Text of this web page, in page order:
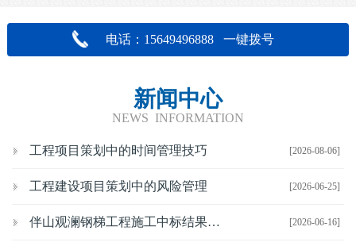
电话：15649496888 一键拨号
新闻中心
NEWS INFORMATION
[2026-08-06]
工程项目策划中的时间管理技巧
[2026-06-25]
工程建设项目策划中的风险管理
[2026-06-16]
伴山观澜钢梯工程施工中标结果公示